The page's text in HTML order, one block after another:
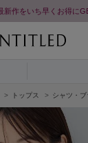
新作をいち早くお得に
トップス シャツ・ブ